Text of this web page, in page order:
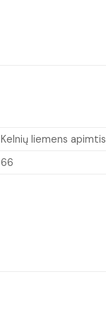
Kelnių liemens apimtis
66